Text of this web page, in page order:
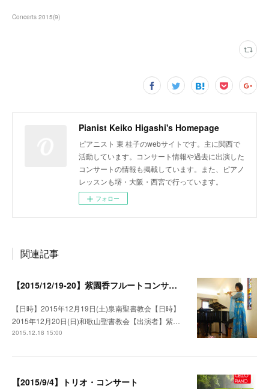
Concerts 2015(9)
Pianist Keiko Higashi's Homepage
ピアニスト 東 桂子のwebサイトです。主に関西で
活動しています。コンサート情報や過去に出演した
コンサートの情報も掲載しています。また、ピアノ
レッスンも堺・大阪・西宮で行っています。
フォロー
関連記事
【2015/12/19-20】紫園香フルートコンサート
【日時】2015年12月19日(土)泉南聖書教会【日時】
2015年12月20日(日)和歌山聖書教会【出演者】紫…
2015.12.18 15:00
【2015/9/4】トリオ・コンサート